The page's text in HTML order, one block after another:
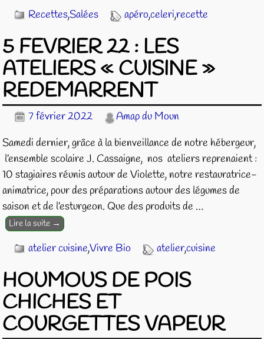
Recettes,Salées apéro,celeri,recette
5 FEVRIER 22 : LES
ATELIERS « CUISINE »
REDEMARRENT
7 février 2022
Amap du Moun
Samedi dernier, grâce à la bienveillance de notre hébergeur,
l’ensemble scolaire J. Cassaigne, nos ateliers reprenaient :
10 stagiaires réunis autour de Violette, notre restauratrice-
animatrice, pour des préparations autour des légumes de
saison et de l’esturgeon. Que des produits de …
Lire la suite →
atelier cuisine,Vivre Bio atelier,cuisine
HOUMOUS DE POIS
CHICHES ET
COURGETTES VAPEUR